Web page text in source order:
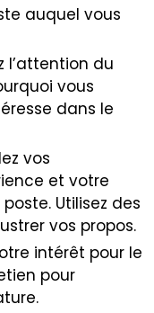
auquel vous
l’attention du
vous
dans le
vos
et votre
Utilisez des
vos propos.
intérêt pour le
pour